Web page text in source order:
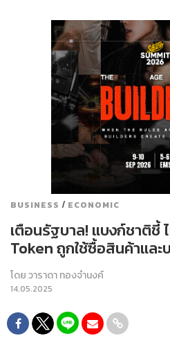
BUSINESS / ECONOMIC
เตือนรัฐบาล! แบงก์ชาติชี้
Token ถูกใช้ซื้อสินค้าและ
โดยวาราดา ทองจำนงค์
14.05.2025